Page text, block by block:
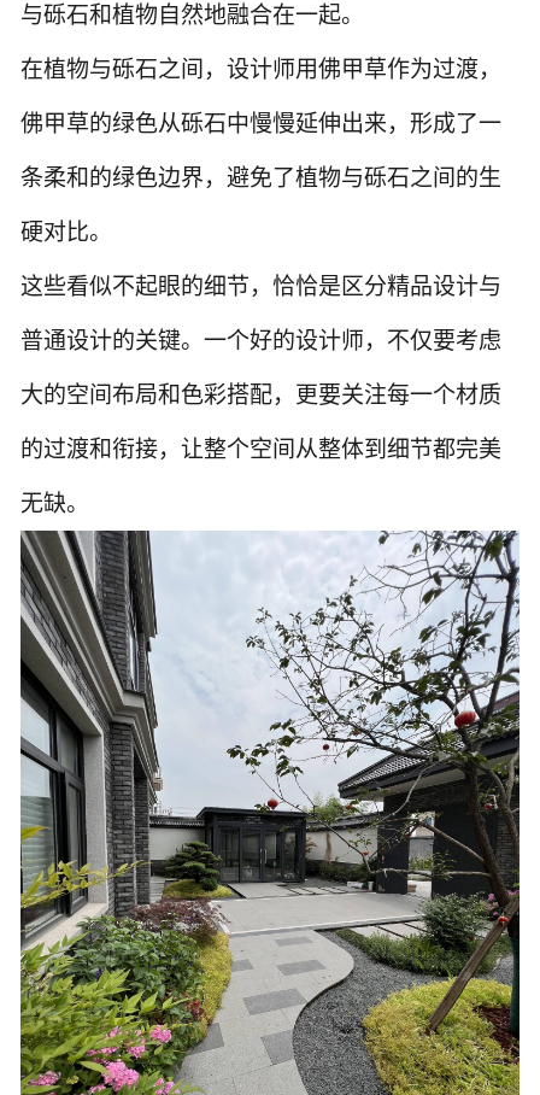
与砾石和植物自然地融合在一起。
在植物与砾石之间，设计师用佛甲草作为过渡，
佛甲草的绿色从砾石中慢慢延伸出来，形成了一
条柔和的绿色边界，避免了植物与砾石之间的生
硬对比。
这些看似不起眼的细节，恰恰是区分精品设计与
普通设计的关键。一个好的设计师，不仅要考虑
大的空间布局和色彩搭配，更要关注每一个材质
的过渡和衔接，让整个空间从整体到细节都完美
无缺。